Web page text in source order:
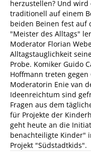
herzustellen? Und
traditionell auf einem
beiden Beinen fest auf
"Meister des Alltags"
Moderator Florian
Alltagstauglichkeit
Probe. Komiker Guido
Hoffmann treten gegen
Moderatorin Enie van
Ideenreichtum sind
Fragen aus dem
für Projekte der
geht heute an die
benachteiligte Kinder"
Projekt "Südstadtkids".